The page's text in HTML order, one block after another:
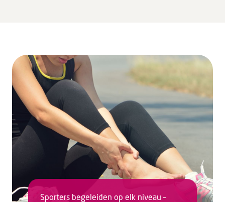
Sporters begeleiden op elk niveau –